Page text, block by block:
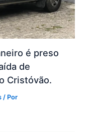
é preso
de
Cristóvão.
/ Por